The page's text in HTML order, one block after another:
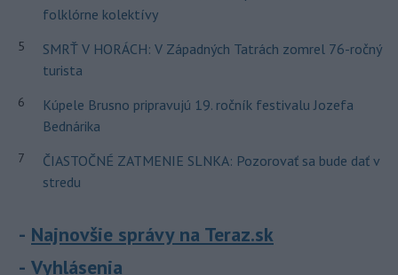
folklórne kolektívy
5
SMRŤ V HORÁCH: V Západných Tatrách zomrel 76-ročný
turista
6
Kúpele Brusno pripravujú 19. ročník festivalu Jozefa
Bednárika
7
ČIASTOČNÉ ZATMENIE SLNKA: Pozorovať sa bude dať v
stredu
Najnovšie správy na Teraz.sk
Vyhlásenia